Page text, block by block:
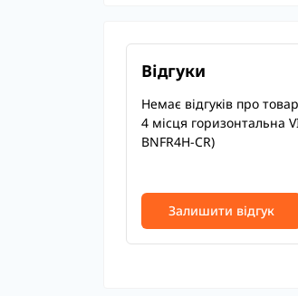
Відгуки
Немає відгуків про
4 місця горизонтальна
BNFR4H-CR)
Залишити відгук